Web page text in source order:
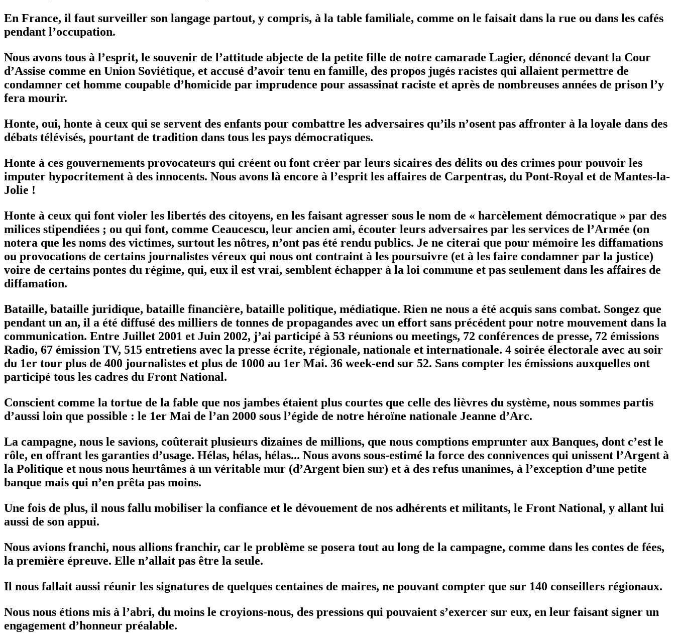
En France, il faut surveiller son langage partout, y compris, à la table familiale, comme on le faisait dans la rue ou dans les cafés
pendant l’occupation.
Nous avons tous à l’esprit, le souvenir de l’attitude abjecte de la petite fille de notre camarade Lagier, dénoncé devant la Cour
d’Assise comme en Union Soviétique, et accusé d’avoir tenu en famille, des propos jugés racistes qui allaient permettre de
condamner cet homme coupable d’homicide par imprudence pour assassinat raciste et après de nombreuses années de prison l’y
fera mourir.
Honte, oui, honte à ceux qui se servent des enfants pour combattre les adversaires qu’ils n’osent pas affronter à la loyale dans des
débats télévisés, pourtant de tradition dans tous les pays démocratiques.
Honte à ces gouvernements provocateurs qui créent ou font créer par leurs sicaires des délits ou des crimes pour pouvoir les
imputer hypocritement à des innocents. Nous avons là encore à l’esprit les affaires de Carpentras, du Pont-Royal et de Mantes-la-
Jolie !
Honte à ceux qui font violer les libertés des citoyens, en les faisant agresser sous le nom de « harcèlement démocratique » par des
milices stipendiées ; ou qui font, comme Ceaucescu, leur ancien ami, écouter leurs adversaires par les services de l’Armée (on
notera que les noms des victimes, surtout les nôtres, n’ont pas été rendu publics. Je ne citerai que pour mémoire les diffamations
ou provocations de certains journalistes véreux qui nous ont contraint à les poursuivre (et à les faire condamner par la justice)
voire de certains pontes du régime, qui, eux il est vrai, semblent échapper à la loi commune et pas seulement dans les affaires de
diffamation.
Bataille, bataille juridique, bataille financière, bataille politique, médiatique. Rien ne nous a été acquis sans combat. Songez que
pendant un an, il a été diffusé des milliers de tonnes de propagandes avec un effort sans précédent pour notre mouvement dans la
communication. Entre Juillet 2001 et Juin 2002, j’ai participé à 53 réunions ou meetings, 72 conférences de presse, 72 émissions
Radio, 67 émission TV, 515 entretiens avec la presse écrite, régionale, nationale et internationale. 4 soirée électorale avec au soir
du 1er tour plus de 400 journalistes et plus de 1000 au 1er Mai. 36 week-end sur 52. Sans compter les émissions auxquelles ont
participé tous les cadres du Front National.
Conscient comme la tortue de la fable que nos jambes étaient plus courtes que celle des lièvres du système, nous sommes partis
d’aussi loin que possible : le 1er Mai de l’an 2000 sous l’égide de notre héroïne nationale Jeanne d’Arc.
La campagne, nous le savions, coûterait plusieurs dizaines de millions, que nous comptions emprunter aux Banques, dont c’est le
rôle, en offrant les garanties d’usage. Hélas, hélas, hélas... Nous avons sous-estimé la force des connivences qui unissent l’Argent à
la Politique et nous nous heurtâmes à un véritable mur (d’Argent bien sur) et à des refus unanimes, à l’exception d’une petite
banque mais qui n’en prêta pas moins.
Une fois de plus, il nous fallu mobiliser la confiance et le dévouement de nos adhérents et militants, le Front National, y allant lui
aussi de son appui.
Nous avions franchi, nous allions franchir, car le problème se posera tout au long de la campagne, comme dans les contes de fées,
la première épreuve. Elle n’allait pas être la seule.
Il nous fallait aussi réunir les signatures de quelques centaines de maires, ne pouvant compter que sur 140 conseillers régionaux.
Nous nous étions mis à l’abri, du moins le croyions-nous, des pressions qui pouvaient s’exercer sur eux, en leur faisant signer un
engagement d’honneur préalable.